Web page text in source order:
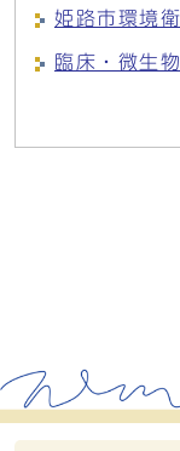
姫路市環境
臨床・微生